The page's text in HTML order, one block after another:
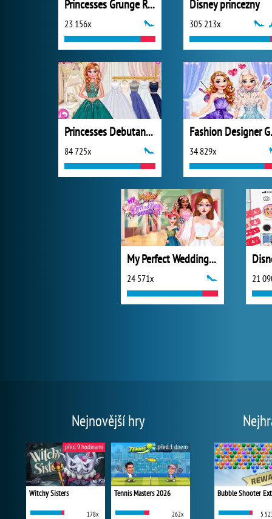
Princesses Grunge Rockstars
23 156x
Disney princezny
305 213x
Princesses Debutante Ball
84 725x 34 829x
My Perfect Wedding Planner
24 571x 21
Nejnovější hry
Witchy Sisters
178x
před 9 hodinami
Tennis Masters 2026
262x
před 1 dnem
Bubble Shooter
5